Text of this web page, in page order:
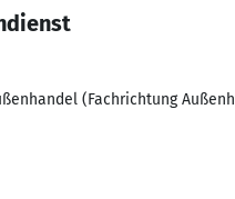
(Fachrichtung